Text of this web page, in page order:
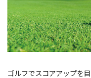
ゴルフでスコアアップを